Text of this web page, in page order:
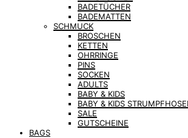
BADETÜCHER
BADEMATTEN
SCHMUCK
BROSCHEN
KETTEN
OHRRINGE
PINS
SOCKEN
ADULTS
BABY & KIDS
BABY & KIDS
SALE
GUTSCHEINE
BAGS